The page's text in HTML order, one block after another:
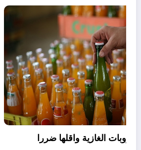
مجتمع
افضل انواع المشروبات الغازية واقلها ضررا